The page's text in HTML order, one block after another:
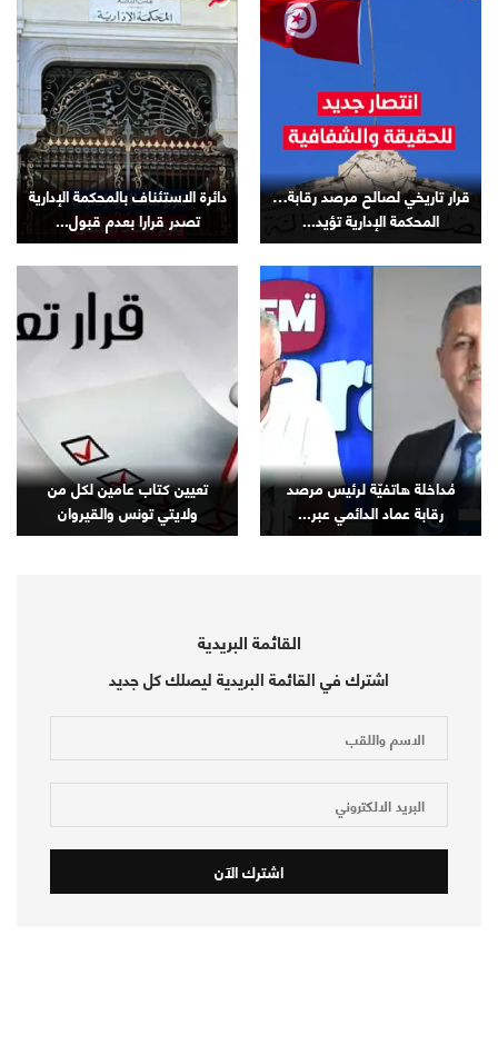
قرار تاريخي لصالح مرصد رقابة…
المحكمة الإدارية تؤيد...
دائرة الاستئناف بالمحكمة الإدارية
تصدر قرارا بعدم قبول...
مُداخلة هاتفيّة لرئيس مرصد
رقابة عماد الدائمي عبر...
تعيين كتاب عامين لكل من
ولايتي تونس والقيروان
القائمة البريدية
اشترك في القائمة البريدية ليصلك كل جديد